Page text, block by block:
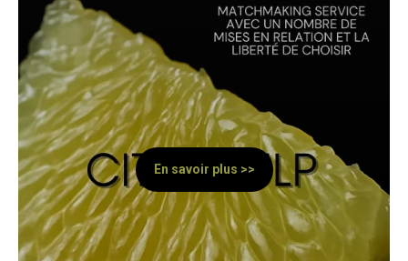
En savoir plus >>